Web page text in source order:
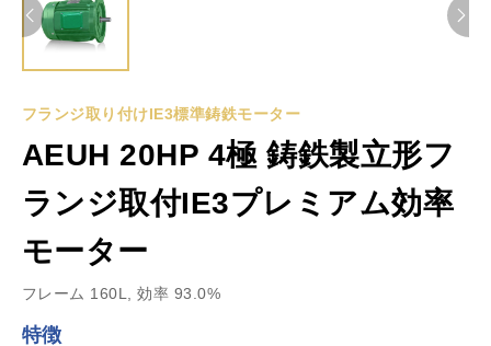
フランジ取り付けIE3標準鋳鉄モーター
AEUH 20HP 4極 鋳鉄製立形フ
ランジ取付IE3プレミアム効率
モーター
フレーム 160L, 効率 93.0%
特徴